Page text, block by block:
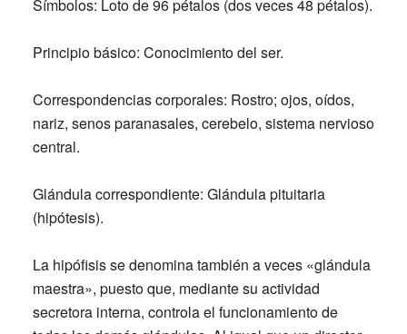
Símbolos: Loto de 96 pétalos (dos veces 48 pétalos).
Principio básico: Conocimiento del ser.
Correspondencias corporales: Rostro; ojos, oídos,
nariz, senos paranasales, cerebelo, sistema nervioso
central.
Glándula correspondiente: Glándula pituitaria
(hipótesis).
La hipófisis se denomina también a veces «glándula
maestra», puesto que, mediante su actividad
secretora interna, controla el funcionamiento de